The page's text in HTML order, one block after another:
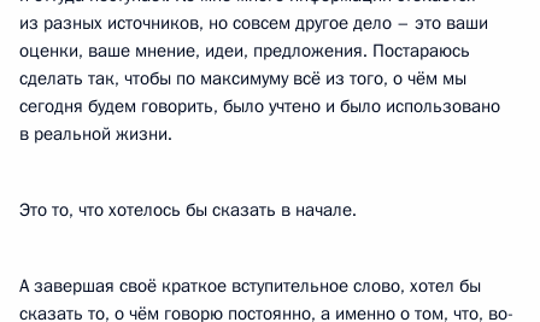
из разных источников, но совсем другое дело – это ваши
оценки, ваше мнение, идеи, предложения. Постараюсь
сделать так, чтобы по максимуму всё из того, о чём мы
сегодня будем говорить, было учтено и было использовано
в реальной жизни.
Это то, что хотелось бы сказать в начале.
А завершая своё краткое вступительное слово, хотел бы
сказать то, о чём говорю постоянно, а именно о том, что, во-